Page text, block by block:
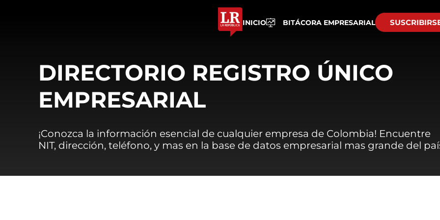
INICIO BITÁCORA EMPRESARIAL
DIRECTORIO REGISTRO ÚNICO
EMPRESARIAL
¡Conozca la información esencial de cualquier empresa de Colombia! Encuentre
NIT, dirección, teléfono, y mas en la base de datos empresarial mas grande del